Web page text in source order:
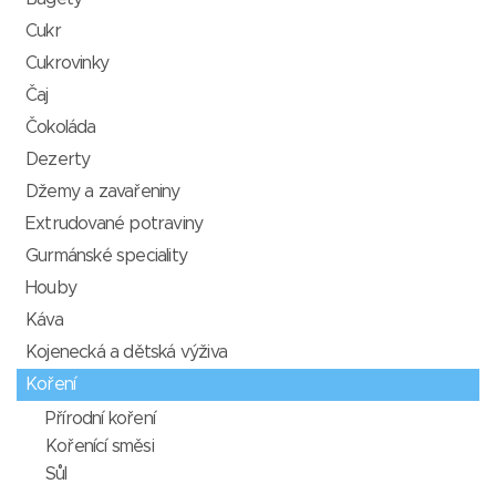
Cukr
Cukrovinky
Čaj
Čokoláda
Dezerty
Džemy a zavařeniny
Extrudované potraviny
Gurmánské speciality
Houby
Káva
Kojenecká a dětská výživa
Koření
Přírodní koření
Kořenící směsi
Sůl